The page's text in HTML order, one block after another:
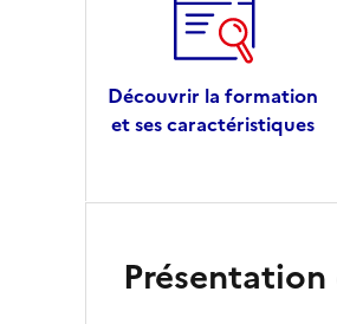
Découvrir la formation
et ses caractéristiques